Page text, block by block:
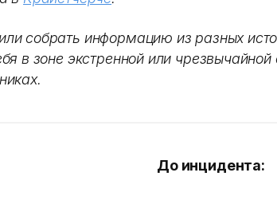
собрать информацию из разных
в зоне экстренной или
До инцидента: